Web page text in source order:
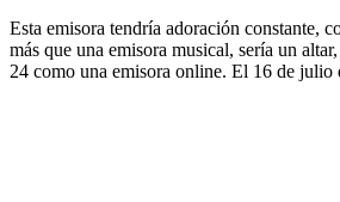
Esta emisora tendría adoración constante,
más que una emisora musical, sería un
24 como una emisora online. El 16 de